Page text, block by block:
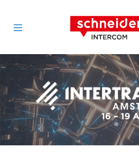
Open menu